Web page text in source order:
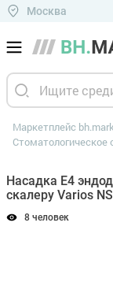
Москва
Маркетплейс
Стоматологическое
Насадка E4
скалеру Varios
8 человек